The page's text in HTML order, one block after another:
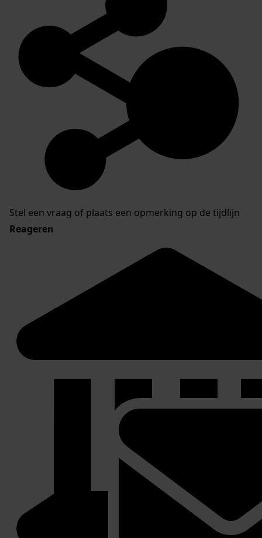
Stel een vraag of plaats een opmerking op de tijdlijn
Reageren